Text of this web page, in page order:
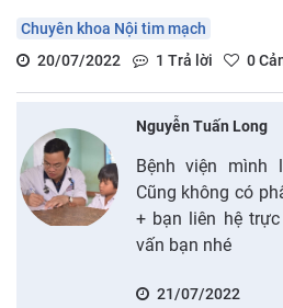
Chuyên khoa Nội tim mạch
20/07/2022
1 Trả lời 0
Nguyễn Tuấn Long
Bệnh viện mình
Cũng không có
+ bạn liên hệ
vấn bạn nhé
21/07/2022